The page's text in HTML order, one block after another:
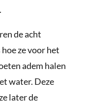
de acht
ze voor het
adem halen
water. Deze
later de